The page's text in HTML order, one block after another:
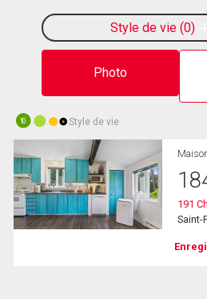
Photo
Style de vie 0
10 Style de vie
191
Saint-